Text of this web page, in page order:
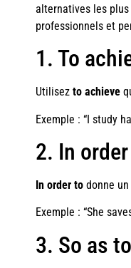
alternatives les
professionnels et
1. To
Utilisezto achieve
Exemple : “I study
2. In
In order to donne
Exemple : “She
3. So as to